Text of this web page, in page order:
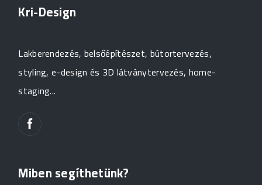
Kri-Design
Lakberendezés, belsőépítészet, bútortervezés,
styling, e-design és 3D látványtervezés, home-
staging...
Miben segíthetünk?